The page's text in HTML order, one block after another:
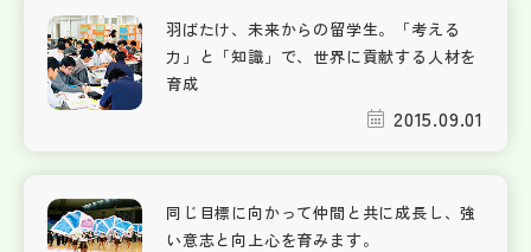
羽ばたけ、未来からの留学生。「考える
力」と「知識」で、世界に貢献する人材を
育成
2015.09.01
同じ目標に向かって仲間と共に成長し、強
い意志と向上心を育みます。